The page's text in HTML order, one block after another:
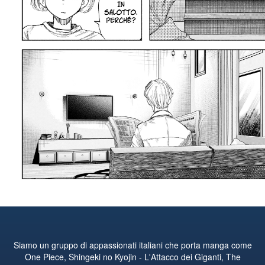
Siamo un gruppo di appassionati italiani che porta manga come
One Piece, Shingeki no Kyojin - L'Attacco dei Giganti, The